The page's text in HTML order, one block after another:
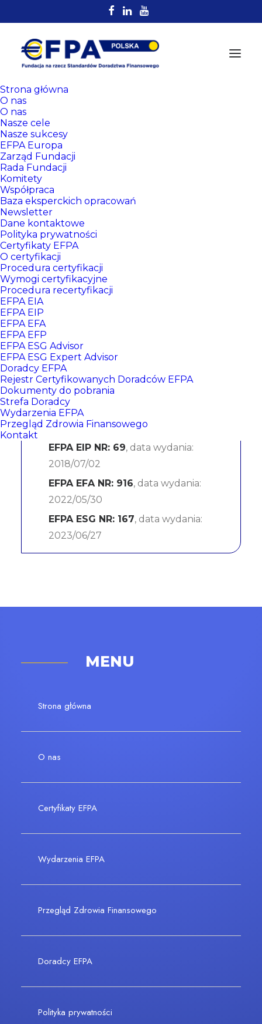
Strona główna
O nas
O nas
Nasze cele
Nasze sukcesy
EFPA Europa
Zarząd Fundacji
Rada Fundacji
Komitety
Współpraca
Baza eksperckich opracowań
Newsletter
Dane kontaktowe
Polityka prywatności
Certyfikaty EFPA
O certyfikacji
Procedura certyfikacji
Wymogi certyfikacyjne
Procedura recertyfikacji
EFPA EIA
EFPA EIP
EFPA EFA
EFPA EFP
EFPA ESG Advisor
EFPA ESG Expert Advisor
Doradcy EFPA
Rejestr Certyfikowanych Doradców EFPA
Dokumenty do pobrania
Strefa Doradcy
Wydarzenia EFPA
Przegląd Zdrowia Finansowego
Kontakt
Rejestr
Certyfikowanych
Doradców EFPA
Wojciech Drewniak
Citi Handlowy SA
CERTYFIKATY:
EFPA EIP NR: 69, data wydania:
2018/07/02
EFPA EFA NR: 916, data wydania:
2022/05/30
EFPA ESG NR: 167, data wydania:
2023/06/27
MENU
Strona główna
O nas
Certyfikaty EFPA
Wydarzenia EFPA
Przegląd Zdrowia Finansowego
Doradcy EFPA
Polityka prywatności